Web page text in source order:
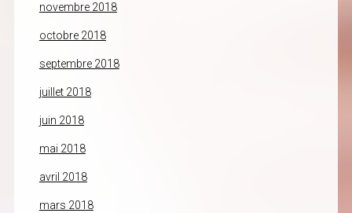
novembre 2018
octobre 2018
septembre 2018
juillet 2018
juin 2018
mai 2018
avril 2018
mars 2018